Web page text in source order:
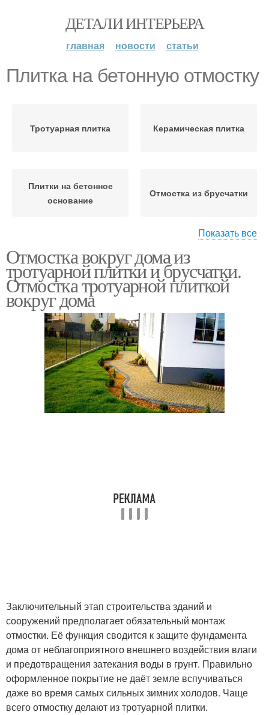
ДЕТАЛИ ИНТЕРЬЕРА
главная новости статьи
Плитка на бетонную отмостку
Тротуарная плитка Керамическая плитка
Плитки на бетонное
основание
Отмостка из брусчатки
Отмостка из тротуарной
плитки
отмостку
Плитки на бетонную
отмостку
Показать все
Отмостка вокруг дома из
тротуарной плитки и брусчатки.
Отмостка тротуарной плиткой
вокруг дома
Заключительный этап строительства зданий и
сооружений предполагает обязательный монтаж
отмостки. Её функция сводится к защите фундамента
дома от неблагоприятного внешнего воздействия влаги
и предотвращения затекания воды в грунт. Правильно
оформленное покрытие не даёт земле вспучиваться
даже во время самых сильных зимних холодов. Чаще
всего отмостку делают из тротуарной плитки.